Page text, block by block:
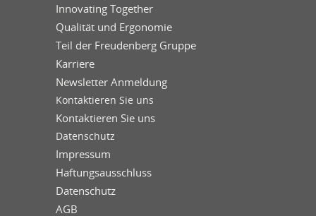
Innovating Together
Qualität und Ergonomie
Teil der Freudenberg Gruppe
Karriere
Newsletter Anmeldung
Kontaktieren Sie uns
Kontaktieren Sie uns
Datenschutz
Impressum
Haftungsausschluss
Datenschutz
AGB